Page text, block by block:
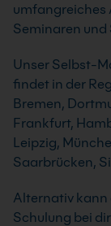
umfangreiches
Seminaren
Unser Selbst-
findet in der
Bremen,
Frankfurt,
Leipzig,
Saarbrücken,
Alternativ kann
Schulung bei